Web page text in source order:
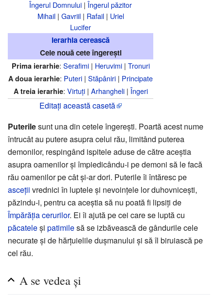
Îngerul Domnului | Îngerul păzitor
Mihail| Gavriil| Rafail| Uriel
Lucifer
Ierarhia cerească
Cele nouă cete îngerești
Prima ierarhie: Serafimi| Heruvimi| Tronuri
A doua ierarhie: Puteri | Stăpâniri | Principate
A treia ierarhie: Virtuți| Arhangheli| Îngeri
Editați această casetă
Puterilesunt una din cetele îngerești. Poartă acest nume
întrucât au putere asupra celui rău, limitând puterea
demonilor, respingând ispitele aduse de către aceștia
asupra oamenilor și împiedicându-i pe demoni să le facă
rău oamenilor pe cât și-ar dori. Puterile îi întăresc pe
asceții vrednici în luptele și nevoințele lor duhovnicești,
păzindu-i, pentru ca aceștia să nu poată fi lipsiți de
Împărăția cerurilor. Ei îi ajută pe cei care se luptă cu
păcateleși patimilesă se izbăvească de gândurile cele
necurate și de hărțuielile dușmanului și să îl biruiască pe
cel rău.
A se vedea și